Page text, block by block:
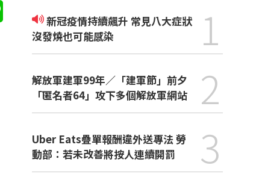
新冠疫情持續飆升 常見八大症狀
沒發燒也可能感染
1
解放軍建軍99年／「建軍節」前夕
「匿名者64」攻下多個解放軍網站
2
Uber Eats疊單報酬違外送專法 勞
動部：若未改善將按人連續開罰
3